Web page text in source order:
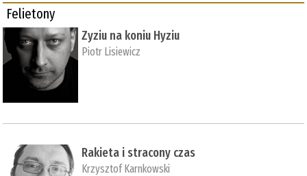
Felietony
Zyziu na koniu Hyziu
Piotr Lisiewicz
Rakieta i stracony czas
Krzysztof Karnkowski